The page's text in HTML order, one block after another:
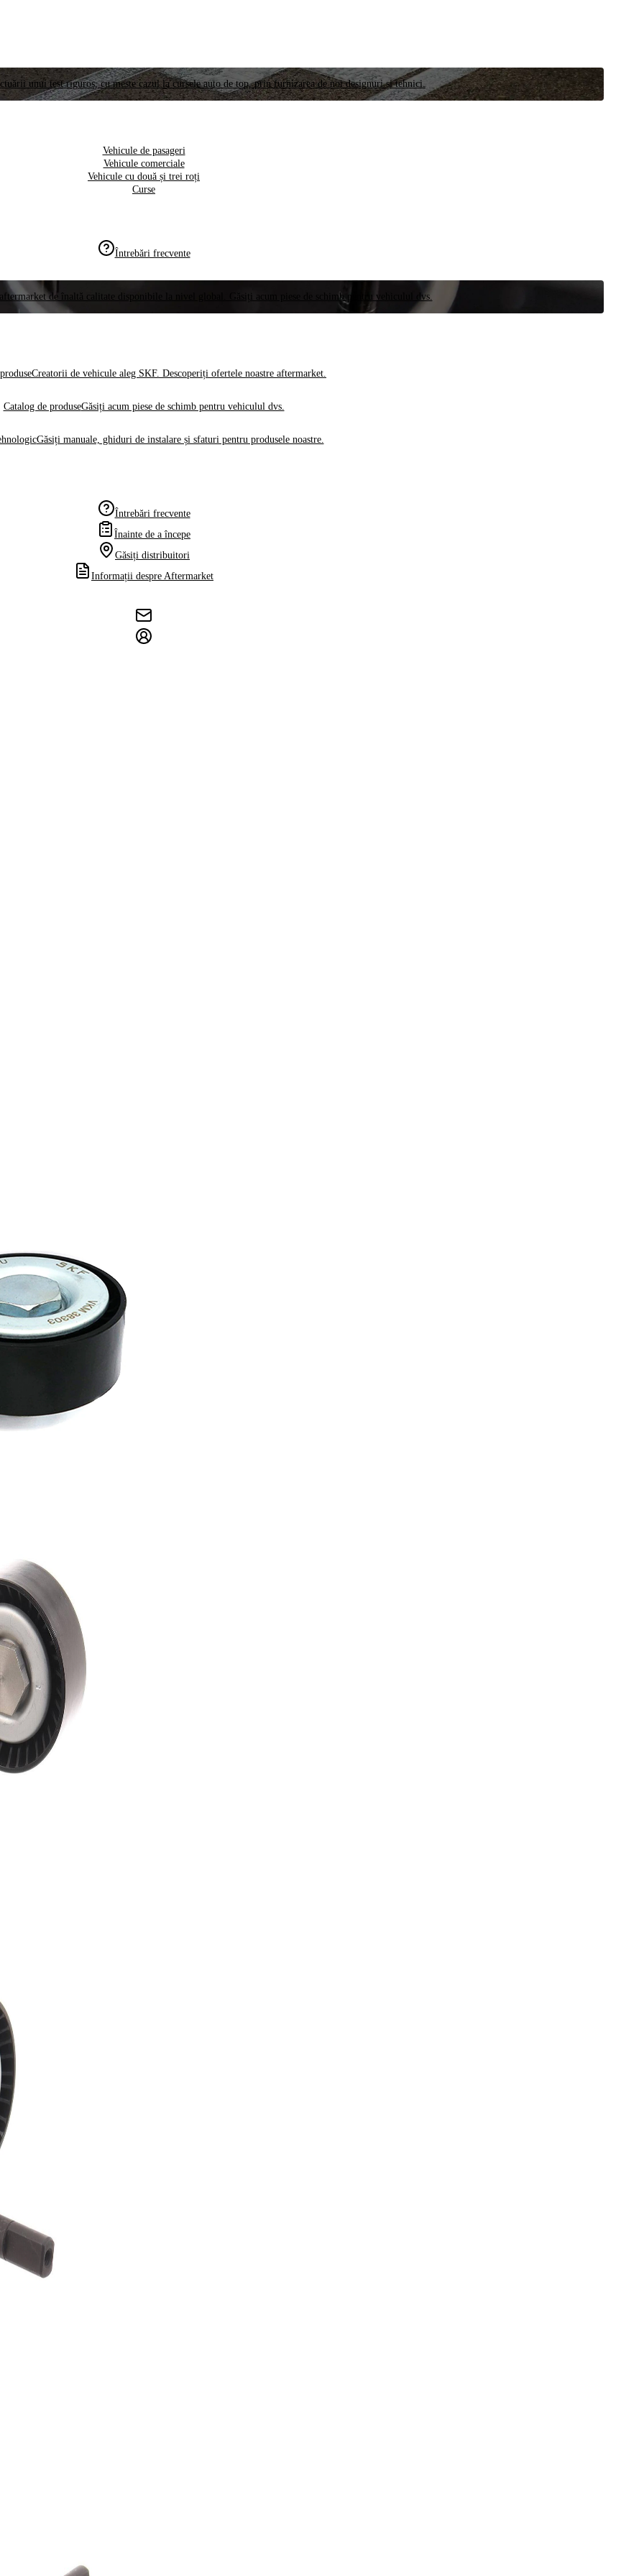
unui test riguros, cu meste cazul la cursele auto de top, prin furnizarea de noi designuri și tehnici.
Vehicule de pasageri
Vehicule comerciale
Vehicule cu două și trei roți
Curse
Întrebări frecvente
de înaltă calitate disponibile la nivel global. Găsiți acum piese de schimb pentru vehiculul dvs.
Creatorii de vehicule aleg SKF. Descoperiți ofertele noastre aftermarket.
Catalog de produseGăsiți acum piese de schimb pentru vehiculul dvs.
Găsiți manuale, ghiduri de instalare și sfaturi pentru produsele noastre.
Întrebări frecvente
Înainte de a începe
Găsiți distribuitori
Informații despre Aftermarket